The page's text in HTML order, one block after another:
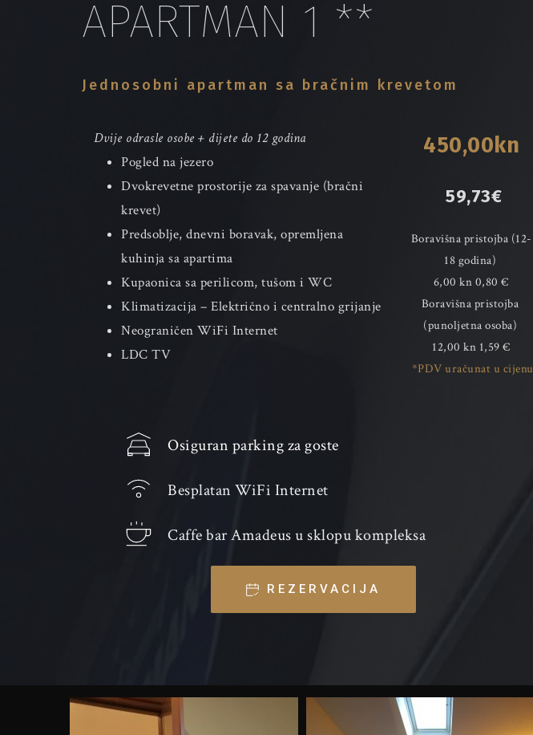
APARTMAN 1 **
Jednosobni apartman sa bračnim krevetom
Dvije odrasle osobe + dijete do 12 godina
Pogled na jezero
Dvokrevetne prostorije za spavanje (bračni
krevet)
Predsoblje, dnevni boravak, opremljena
kuhinja sa apartima
Kupaonica sa perilicom, tušom i WC
Klimatizacija – Električno i centralno grijanje
Neograničen WiFi Internet
LDC TV
450,00kn
59,73€
Boravišna pristojba (12-
18 godina)
6,00 kn 0,80 €
Boravišna pristojba
(punoljetna osoba)
12,00 kn 1,59 €
*PDV uračunat u cijenu
Osiguran parking za goste
Besplatan WiFi Internet
Caffe bar Amadeus u sklopu kompleksa
REZERVACIJA